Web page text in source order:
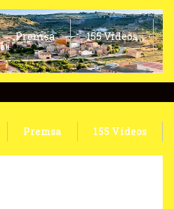
Premsa 155 Vídeos
Premsa 155 Vídeos